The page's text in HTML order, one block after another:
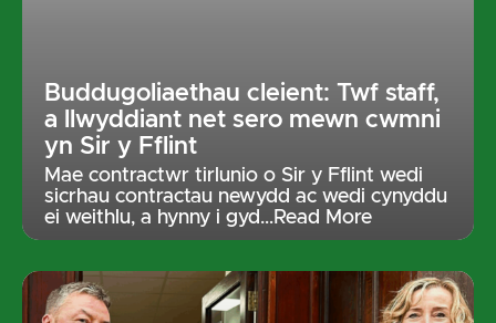
Buddugoliaethau cleient: Twf staff,
a llwyddiant net sero mewn cwmni
yn Sir y Fflint
Mae contractwr tirlunio o Sir y Fflint wedi
sicrhau contractau newydd ac wedi cynyddu
ei weithlu, a hynny i gyd…Read More